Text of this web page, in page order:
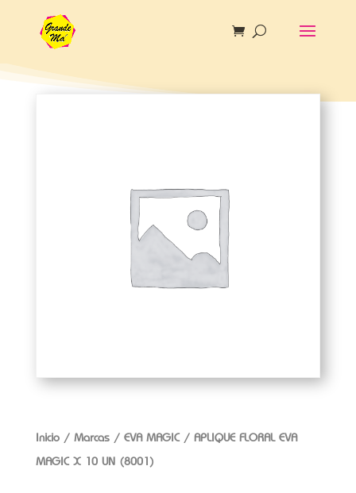
Inicio/ Marcas/ EVA MAGIC/ APLIQUE FLORAL EVA
MAGIC X 10 UN (8001)